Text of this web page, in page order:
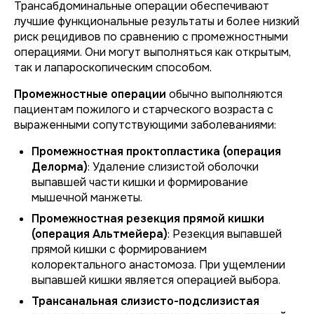
Трансабдоминальные операции обеспечивают
лучшие функциональные результаты и более низкий
риск рецидивов по сравнению с промежностными
операциями. Они могут выполняться как открытым,
так и лапароскопическим способом.
Промежностные операции обычно выполняются
пациентам пожилого и старческого возраста с
выраженными сопутствующими заболеваниями:
Промежностная проктопластика (операция
Делорма): Удаление слизистой оболочки
выпавшей части кишки и формирование
мышечной манжеты.
Промежностная резекция прямой кишки
(операция Альтмейера): Резекция выпавшей
прямой кишки с формированием
колоректального анастомоза. При ущемлении
выпавшей кишки является операцией выбора.
Трансанальная слизисто-подслизистая